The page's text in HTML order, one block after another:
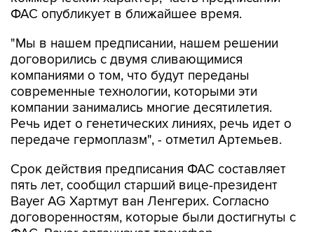
ФАС опубликует в ближайшее время.
"Мы в нашем предписании, нашем решении
договорились с двумя сливающимися
компаниями о том, что будут переданы
современные технологии, которыми эти
компании занимались многие десятилетия.
Речь идет о генетических линиях, речь идет о
передаче гермоплазм", - отметил Артемьев.
Срок действия предписания ФАС составляет
пять лет, сообщил старший вице-президент
Bayer AG Хартмут ван Ленгерих. Согласно
договоренностям, которые были достигнуты с